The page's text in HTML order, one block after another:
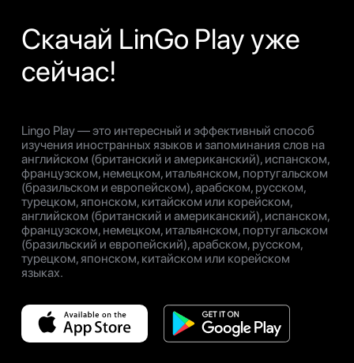
Скачай LinGo Play уже
сейчас!
Lingo Play — это интересный и эффективный способ
изучения иностранных языков и запоминания слов на
английском (британский и американский), испанском,
французском, немецком, итальянском, португальском
(бразильском и европейском), арабском, русском,
турецком, японском, китайском или корейском,
английском (британский и американский), испанском,
французском, немецком, итальянском, португальском
(бразильский и европейский), арабском, русском,
турецком, японском, китайском или корейском
языках.